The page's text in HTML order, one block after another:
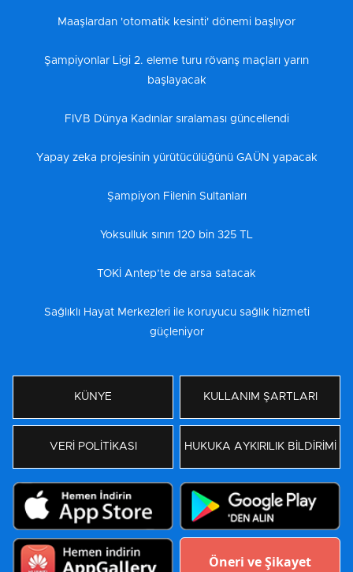
Maaşlardan 'otomatik kesinti' dönemi başlıyor
Şampiyonlar Ligi 2. eleme turu rövanş maçları yarın
başlayacak
FIVB Dünya Kadınlar sıralaması güncellendi
Yapay zeka projesinin yürütücülüğünü GAÜN yapacak
Şampiyon Filenin Sultanları
Yoksulluk sınırı 120 bin 325 TL
TOKİ Antep’te de arsa satacak
Sağlıklı Hayat Merkezleri ile koruyucu sağlık hizmeti
güçleniyor
KÜNYE KULLANIM ŞARTLARI
VERİ POLİTİKASI HUKUKA AYKIRILIK BİLDİRİMİ
Öneri ve Şikayet